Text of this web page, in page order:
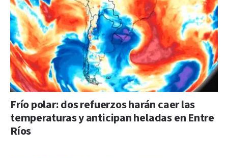
Frío polar: dos refuerzos harán caer las
temperaturas y anticipan heladas en Entre
Ríos